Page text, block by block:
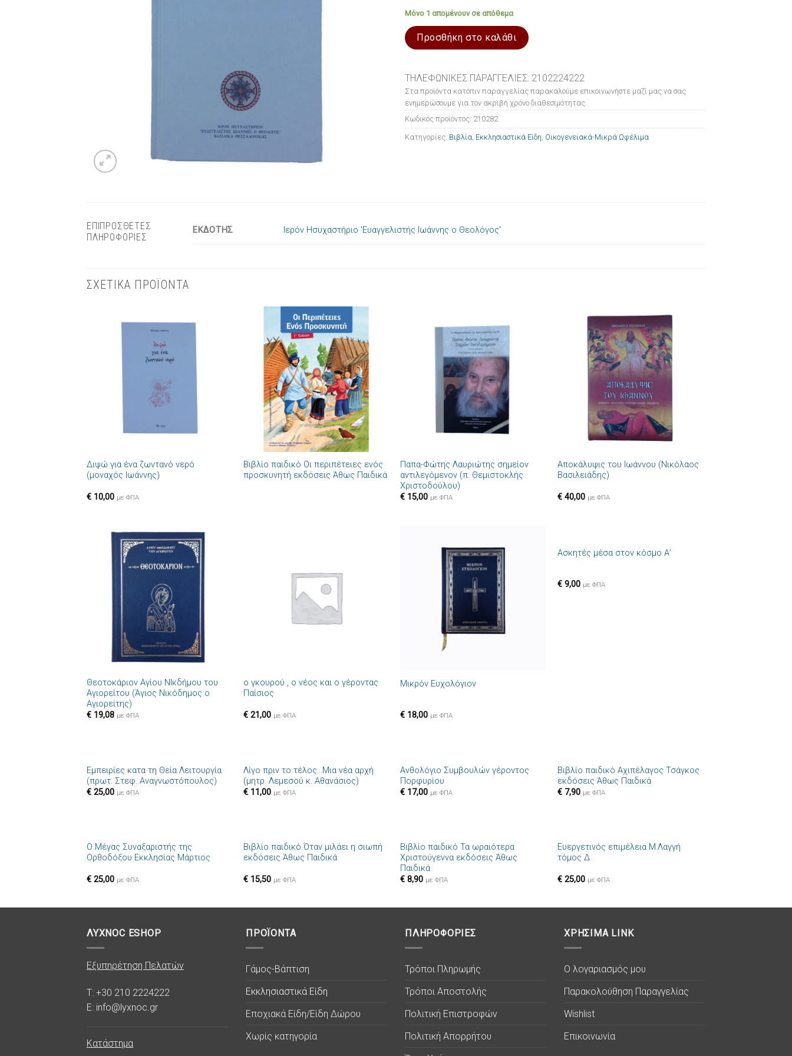
Μόνο 1 απομένουν σε απόθεμα
Προσθήκη στο καλάθι
ΤΗΛΕΦΩΝΙΚΕΣ ΠΑΡΑΓΓΕΛΙΕΣ: 2102224222
Στα προϊόντα κατόπιν παραγγελίας παρακαλούμε επικοινωνήστε μαζί μας να σας
ενημερώσουμε για τον ακριβή χρόνο διαθεσιμότητας.
Κωδικός προϊόντος: 210282
Κατηγορίες: Βιβλία, Εκκλησιαστικά Είδη, Οικογενειακά-Μικρά Ωφέλιμα
ΕΠΙΠΡΟΣΘΕΤΕΣ
ΠΛΗΡΟΦΟΡΙΕΣ
ΕΚΔΟΤΗΣ Ιερόν Ησυχαστήριο 'Ευαγγελιστής Ιωάννης ο Θεολόγος'
ΣΧΕΤΙΚΑ ΠΡΟΪΟΝΤΑ
Διψώ για ένα ζωντανό νερό
(μοναχός Ιωάννης)
€10,00 με ΦΠΑ
Πρόσθήκη
στην λίστα
επιθυμιών
Βιβλίο παιδικό Οι περιπέτειες ενός
προσκυνητή εκδόσεις Άθως Παιδικά
επιθυμιών
Παπα-Φώτης Λαυριώτης σημείον
αντιλεγόμενον (π. Θεμιστοκλής
Χριστοδούλου)
€ 15,00 με ΦΠΑ
Πρόσθήκη
στην λίστα
επιθυμιών
Αποκάλυψις του Ιωάννου (Νικόλαος
Βασιλειάδης)
€40,00 με ΦΠΑ
Πρόσθήκη
στην λίστα
Θεοτοκάριον Αγίου ΝΙκδήμου του
Αγιορείτου (Άγιος Νικόδημος ο
Αγιορείτης)
€19,08 με ΦΠΑ
ο γκουρού , ο νέος και ο γέροντας
Παίσιος
€ 21,00 με ΦΠΑ
επιθυμιών
Μικρόν Ευχολόγιον
€ 18,00 με ΦΠΑ
Πρόσθήκη
Ασκητές μέσα στον κόσμο Α’
€9,00 με ΦΠΑ
Πρόσθήκη
στην λίστα
Εμπειρίες κατα τη Θεία Λειτουργία
(πρωτ. Στεφ. Αναγνωστόπουλος)
€25,00 με ΦΠΑ
Πρόσθήκη
στην λίστα
Λίγο πριν το τέλος…Μια νέα αρχή
(μητρ. Λεμεσού κ. Αθανάσιος)
€ 11,00 με ΦΠΑ
Πρόσθήκη
Ανθολόγιο Συμβουλών γέροντος
Πορφυρίου
€ 17,00 με ΦΠΑ
Πρόσθήκη
Βιβλίο παιδικό Αχιπέλαγος Τσάγκος
εκδόσεις Άθως Παιδικά
€7,90 με ΦΠΑ
Πρόσθήκη
στην λίστα
Ο Μέγας Συναξαριστής της
Ορθοδόξου Εκκλησίας Μάρτιος
€25,00 με ΦΠΑ
Πρόσθήκη
Βιβλίο παιδικό Όταν μιλάει η σιωπή
εκδόσεις Άθως Παιδικά
€ 15,50 με ΦΠΑ
Πρόσθήκη
στην λίστα
Βιβλίο παιδικό Τα ωραιότερα
Χριστούγεννα εκδόσεις Άθως
Παιδικά
€ 8,90 με ΦΠΑ
Πρόσθήκη
Ευεργετινός επιμέλεια Μ.Λαγγή
τόμος Δ
€25,00 με ΦΠΑ
ΛΥΧΝΟC ESHOP
Εξυπηρέτηση Πελατών
T: +30 210 2224222
E: info@lyxnoc.gr
Κατάστημα
ΠΡΟΪΟΝΤΑ
Γάμος-Βάπτιση
Εκκλησιαστικά Είδη
Εποχιακά Είδη/Είδη Δώρου
Χωρίς κατηγορία
ΠΛΗΡΟΦΟΡΙΕΣ
Τρόποι Πληρωμής
Τρόποι Αποστολής
Πολιτική Επιστροφών
Πολιτική Απορρήτου
ΧΡΗΣΙΜΑ LINK
Ο λογαριασμός μου
Παρακολούθηση Παραγγελίας
Wishlist
Επικοινωνία